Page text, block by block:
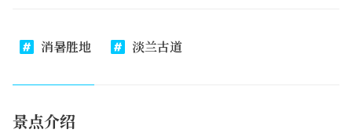
消暑胜地 淡兰古道
景点介绍